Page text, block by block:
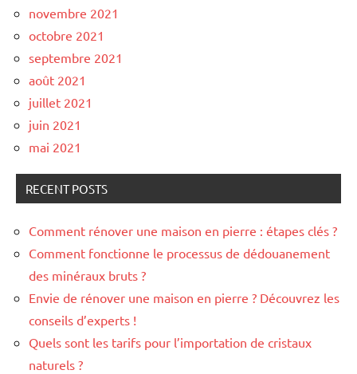
novembre 2021
octobre 2021
septembre 2021
août 2021
juillet 2021
juin 2021
mai 2021
RECENT POSTS
Comment rénover une maison en pierre : étapes clés ?
Comment fonctionne le processus de dédouanement
des minéraux bruts ?
Envie de rénover une maison en pierre ? Découvrez les
conseils d’experts !
Quels sont les tarifs pour l’importation de cristaux
naturels ?